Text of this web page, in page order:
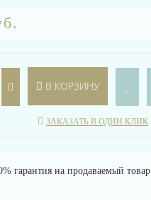
В КОРЗИНУ
ЗАКАЗАТЬ В ОДИН КЛИК
гарантия на продаваемый товар